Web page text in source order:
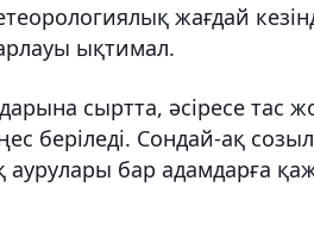
жағдай
ықтимал.
сыртта, әсіресе тас
беріледі. Сондай-ақ
бар адамдарға